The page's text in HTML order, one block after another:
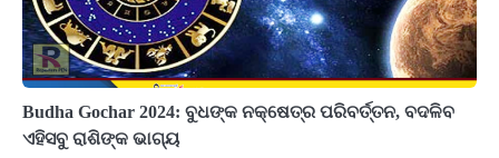
Budha Gochar 2024: ବୁଧଙ୍କ ନକ୍ଷେତ୍ର ପରିବର୍ତ୍ତନ, ବଦଳିବ
ଏହିସବୁ ରାଶିଙ୍କ ଭାଗ୍ୟ